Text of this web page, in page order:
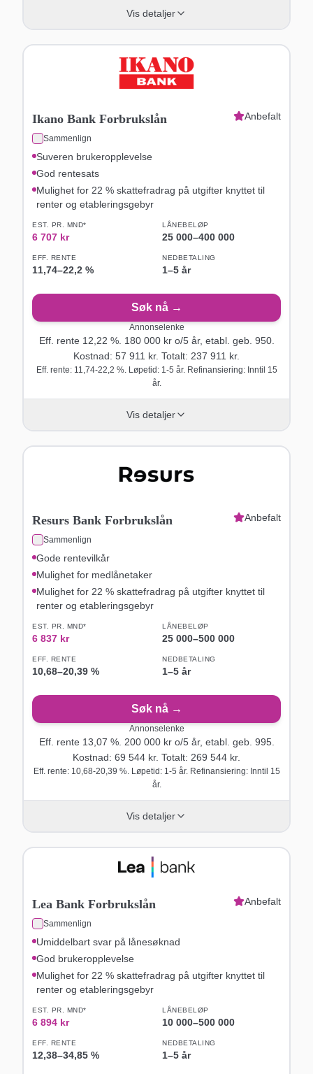
Vis detaljer
Ikano Bank Forbrukslån
Sammenlign
Anbefalt
Suveren brukeropplevelse
God rentesats
Mulighet for 22 % skattefradrag på utgifter knyttet til
renter og etableringsgebyr
EST. PR. MND*
6 707 kr
LÅNEBELØP
25 000–400 000
EFF. RENTE
11,74–22,2 %
NEDBETALING
1–5 år
Søk nå →
Annonselenke
Eff. rente 12,22 %. 180 000kr o/5år, etabl. geb. 950.
Kostnad: 57 911 kr. Totalt: 237 911 kr.
Eff. rente: 11,74-22,2 %. Løpetid: 1-5 år. Refinansiering: Inntil 15
år.
Vis detaljer
Resurs Bank Forbrukslån
Sammenlign
Anbefalt
Gode rentevilkår
Mulighet for medlånetaker
Mulighet for 22 % skattefradrag på utgifter knyttet til
renter og etableringsgebyr
EST. PR. MND*
6 837 kr
LÅNEBELØP
25 000–500 000
EFF. RENTE
10,68–20,39 %
NEDBETALING
1–5 år
Søk nå →
Annonselenke
Eff. rente 13,07 %. 200 000kr o/5år, etabl. geb. 995.
Kostnad: 69 544 kr. Totalt: 269 544 kr.
Eff. rente: 10,68-20,39 %. Løpetid: 1-5 år. Refinansiering: Inntil 15
år.
Vis detaljer
Lea Bank Forbrukslån
Sammenlign
Anbefalt
Umiddelbart svar på lånesøknad
God brukeropplevelse
Mulighet for 22 % skattefradrag på utgifter knyttet til
renter og etableringsgebyr
EST. PR. MND*
6 894 kr
LÅNEBELØP
10 000–500 000
EFF. RENTE
12,38–34,85 %
NEDBETALING
1–5 år